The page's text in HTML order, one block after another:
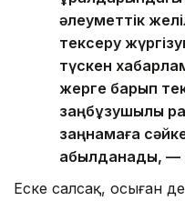
әлеуметтік
тексеру
түскен
жерге барып
заңбұзушылық
заңнамаға
қабылданады, —
Еске салсақ, осыған